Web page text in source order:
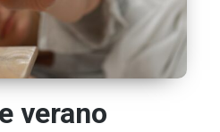
verano